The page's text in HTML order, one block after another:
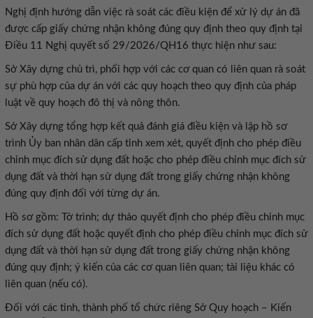
Nghị định hướng dẫn việc rà soát các điều kiện để xử lý dự án đã
được cấp giấy chứng nhận không đúng quy định theo quy định tại
Điều 11 Nghị quyết số 29/2026/QH16 thực hiện như sau:
Sở Xây dựng chủ trì, phối hợp với các cơ quan có liên quan rà soát
sự phù hợp của dự án với các quy hoạch theo quy định của pháp
luật về quy hoạch đô thị và nông thôn.
Sở Xây dựng tổng hợp kết quả đánh giá điều kiện và lập hồ sơ
trình Ủy ban nhân dân cấp tỉnh xem xét, quyết định cho phép điều
chỉnh mục đích sử dụng đất hoặc cho phép điều chỉnh mục đích sử
dụng đất và thời hạn sử dụng đất trong giấy chứng nhận không
đúng quy định đối với từng dự án.
Hồ sơ gồm: Tờ trình; dự thảo quyết định cho phép điều chỉnh mục
đích sử dụng đất hoặc quyết định cho phép điều chỉnh mục đích sử
dụng đất và thời hạn sử dụng đất trong giấy chứng nhận không
đúng quy định; ý kiến của các cơ quan liên quan; tài liệu khác có
liên quan (nếu có).
Đối với các tỉnh, thành phố tổ chức riêng Sở Quy hoạch – Kiến